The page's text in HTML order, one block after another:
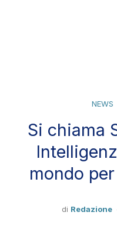
NEWS
Si chiama
mondo
di Redazione